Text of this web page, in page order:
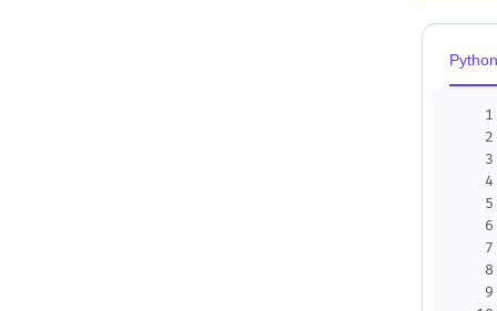
Python
1
2
3
4
5
6
7
8
9